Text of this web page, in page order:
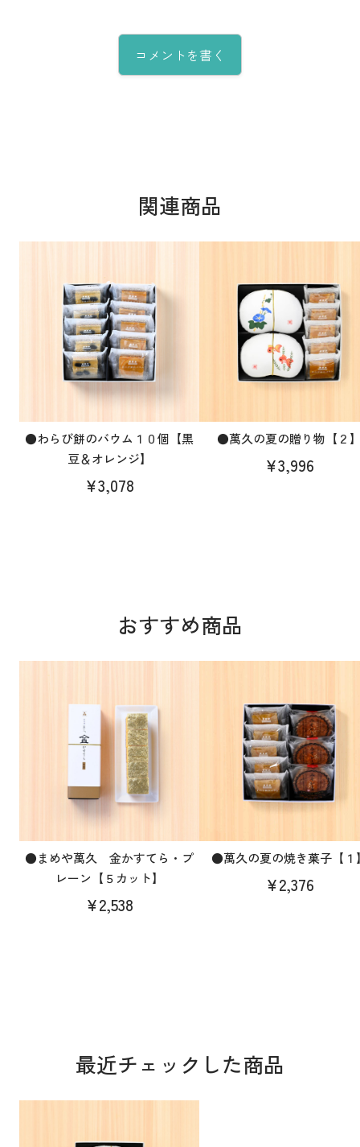
コメントを書く
関連商品
●わらび餅のバウム１０個【黒
豆＆オレンジ】
¥3,078
●萬久の夏の贈り物【２
¥3,996
おすすめ商品
●まめや萬久 金かすてら・プ
レーン【５カット】
¥2,538
●萬久の夏の焼き菓子【１
¥2,376
最近チェックした商品